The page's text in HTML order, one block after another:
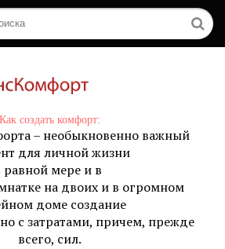
Как создать комфорт:
– необыкновенно важный
для личной жизни
равной мере и в
на двоих и в огромном
доме создание
с затратами, причем, прежде
всего, сил.